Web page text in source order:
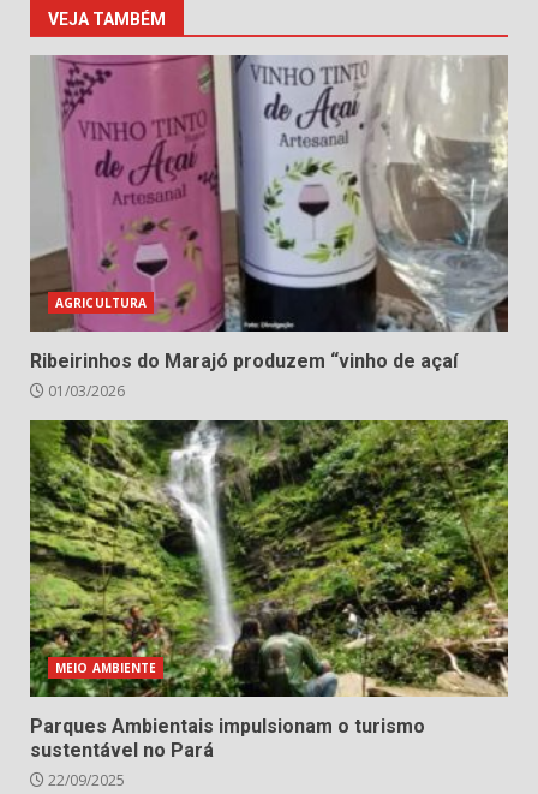
VEJA TAMBÉM
AGRICULTURA
Ribeirinhos do Marajó produzem “vinho de açaí
01/03/2026
MEIO AMBIENTE
Parques Ambientais impulsionam o turismo
sustentável no Pará
22/09/2025